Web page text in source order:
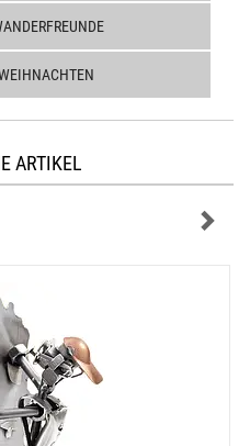
ARTIKEL